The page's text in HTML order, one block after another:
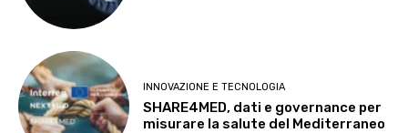
INNOVAZIONE E TECNOLOGIA
SHARE4MED, dati e governance per
misurare la salute del Mediterraneo